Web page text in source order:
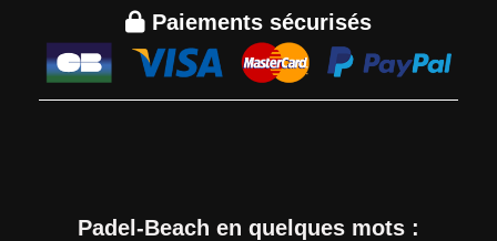
 Paiements sécurisés
Padel-Beach en quelques mots :